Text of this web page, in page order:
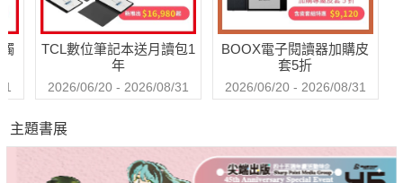
TCL數位筆記本送月讀包1
年
2026/06/20 - 2026/08/31
BOOX電子閱讀器加購皮
套5折
2026/06/20 - 2026/08/31
主題書展